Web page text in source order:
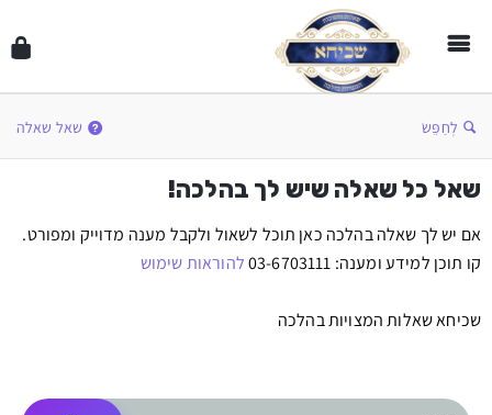
לְחַפֵּשׂ שאל שאלה
שאל כל שאלה שיש לך בהלכה!
אם יש לך שאלה בהלכה כאן תוכל לשאול ולקבל מענה מדוייק ומפורט.
קו תוכן למידע ומענה: 03-6703111
להוראות שימוש
שכיחא שאלות המצויות בהלכה